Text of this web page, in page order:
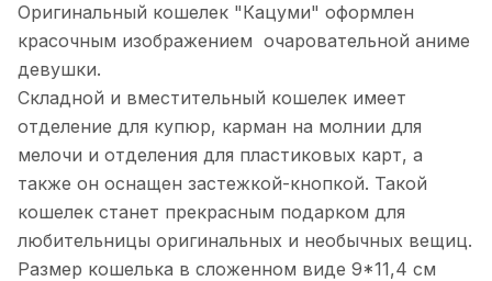
Оригинальный кошелек "Кацуми" оформлен
красочным изображением очаровательной аниме
девушки.
Складной и вместительный кошелек имеет
отделение для купюр, карман на молнии для
мелочи и отделения для пластиковых карт, а
также он оснащен застежкой-кнопкой. Такой
кошелек станет прекрасным подарком для
любительницы оригинальных и необычных вещиц.
Размер кошелька в сложенном виде 9*11,4 см